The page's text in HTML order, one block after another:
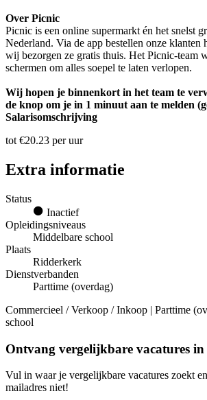
Over Picnic
Picnic is een online supermarkt én het snelst
Nederland. Via de app bestellen onze klanten
wij bezorgen ze gratis thuis. Het Picnic-team
schermen om alles soepel te laten verlopen.
Wij hopen je binnenkort in het team te
de knop om je in 1 minuut aan te melden
Salarisomschrijving
tot €20.23 per uur
Extra informatie
Status
Inactief
Opleidingsniveaus
Middelbare school
Plaats
Ridderkerk
Dienstverbanden
Parttime (overdag)
Commercieel / Verkoop / Inkoop | Parttime
school
Ontvang vergelijkbare vacatures
Vul in waar je vergelijkbare vacatures zoekt
mailadres niet!